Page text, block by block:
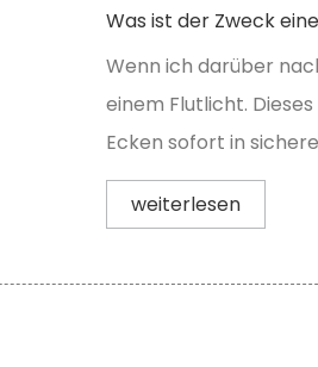
Was ist der Zweck
Wenn ich darüber
einem Flutlicht.
Ecken sofort in
weiterlesen